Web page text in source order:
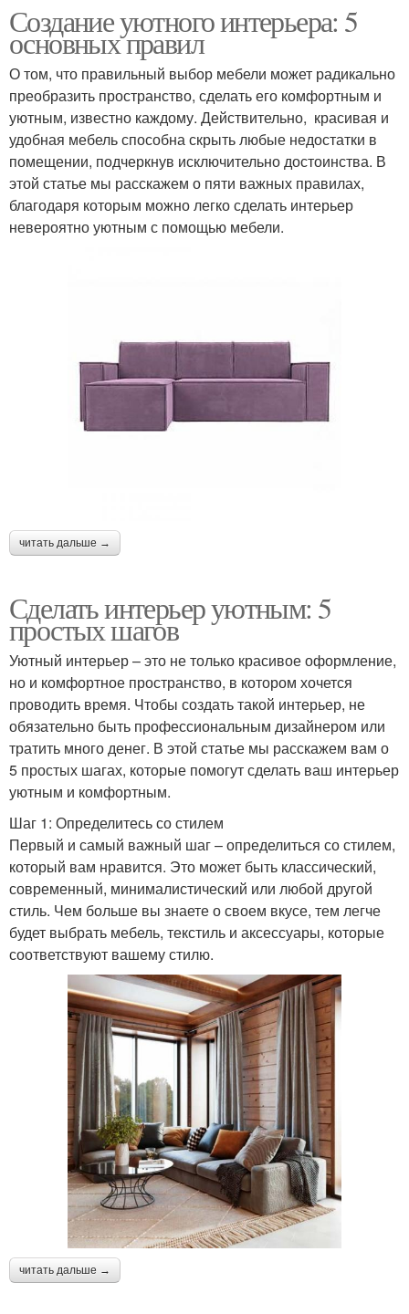
Создание уютного интерьера: 5
основных правил
О том, что правильный выбор мебели может радикально
преобразить пространство, сделать его комфортным и
уютным, известно каждому. Действительно, красивая и
удобная мебель способна скрыть любые недостатки в
помещении, подчеркнув исключительно достоинства. В
этой статье мы расскажем о пяти важных правилах,
благодаря которым можно легко сделать интерьер
невероятно уютным с помощью мебели.
читать дальше →
Сделать интерьер уютным: 5
простых шагов
Уютный интерьер – это не только красивое оформление,
но и комфортное пространство, в котором хочется
проводить время. Чтобы создать такой интерьер, не
обязательно быть профессиональным дизайнером или
тратить много денег. В этой статье мы расскажем вам о
5 простых шагах, которые помогут сделать ваш интерьер
уютным и комфортным.
Шаг 1: Определитесь со стилем
Первый и самый важный шаг – определиться со стилем,
который вам нравится. Это может быть классический,
современный, минималистический или любой другой
стиль. Чем больше вы знаете о своем вкусе, тем легче
будет выбрать мебель, текстиль и аксессуары, которые
соответствуют вашему стилю.
читать дальше →